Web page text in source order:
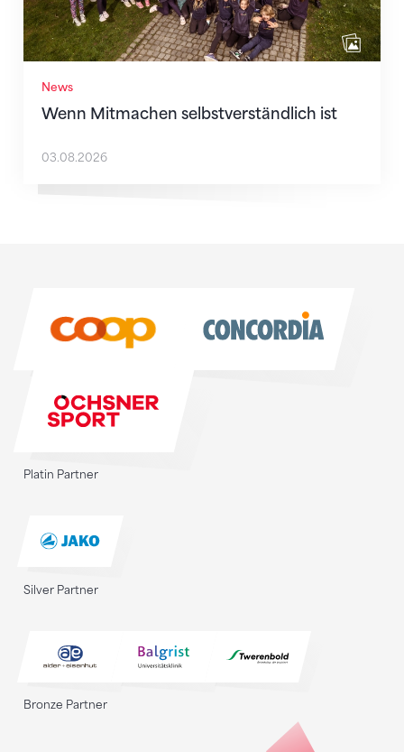
News
Wenn Mitmachen selbstverständlich ist
03.08.2026
Platin Partner
Silver Partner
Bronze Partner